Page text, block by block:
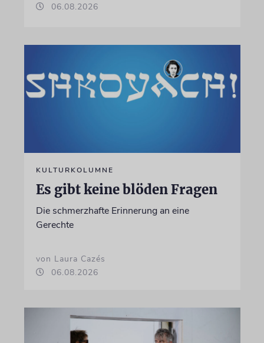
06.08.2026
KULTURKOLUMNE
Es gibt keine blöden Fragen
Die schmerzhafte Erinnerung an eine
Gerechte
von Laura Cazés
06.08.2026